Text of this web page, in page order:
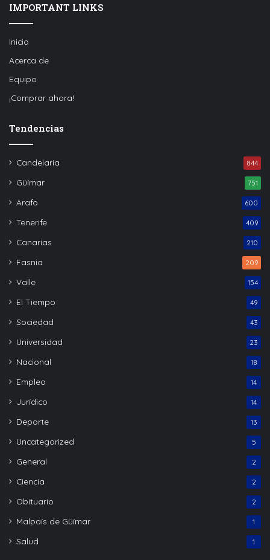
IMPORTANT LINKS
Inicio
Acerca de
Equipo
¡Comprar ahora!
Tendencias
Candelaria 844
Güímar 751
Arafo 600
Tenerife 409
Canarias 210
Fasnia 209
Valle 154
El Tiempo 49
Sociedad 43
Universidad 23
Nacional 18
Empleo 14
Jurídico 14
Deporte 13
Uncategorized 5
General 2
Ciencia 2
Obituario 2
Malpaís de Güímar 1
Salud 1